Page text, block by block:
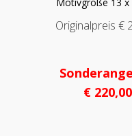
Originalpreis €
€ 220,00